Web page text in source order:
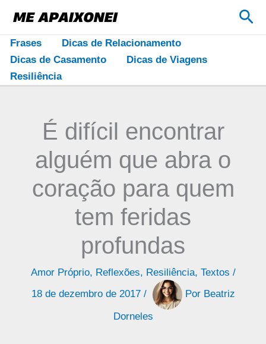
para
conteúdo
Frases
Dicas de Relacionamento
Dicas de Casamento
Dicas de Viagens
Resiliência
É difícil encontrar
alguém que abra o
coração para quem
tem feridas
profundas
Amor Próprio, Reflexões, Resiliência, Textos /
18 de dezembro de 2017 / Por Beatriz
Dorneles